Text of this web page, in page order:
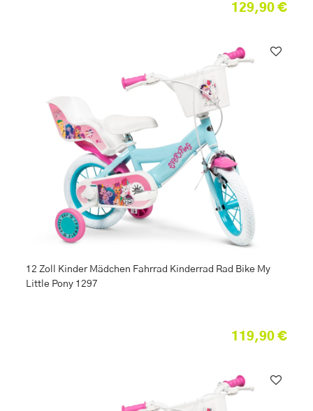
129,90 €
12 Zoll Kinder Mädchen Fahrrad Kinderrad Rad Bike My
Little Pony 1297
119,90 €